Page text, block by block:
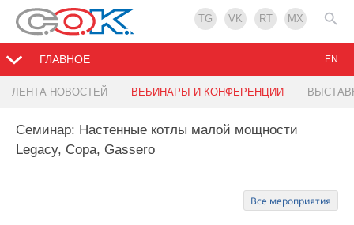
TG VK RT MX
ГЛАВНОЕ
ЛЕНТА НОВОСТЕЙ ВЕБИНАРЫ И КОНФЕРЕНЦИИ
EN
Семинар: Настенные котлы малой мощности
Legacy, Copa, Gassero
Все мероприятия